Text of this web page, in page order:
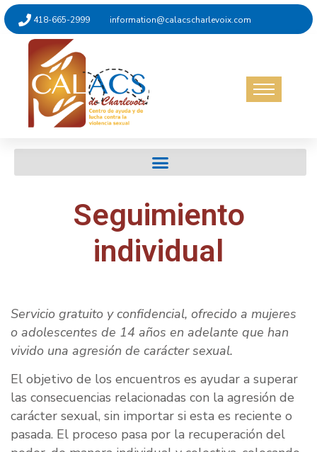
418-665-2999 information@calacscharlevoix.com
Seguimiento
individual
Servicio gratuito y confidencial, ofrecido a mujeres
o adolescentes de 14 años en adelante que han
vivido una agresión de carácter sexual.
El objetivo de los encuentros es ayudar a superar
las consecuencias relacionadas con la agresión de
carácter sexual, sin importar si esta es reciente o
pasada. El proceso pasa por la recuperación del